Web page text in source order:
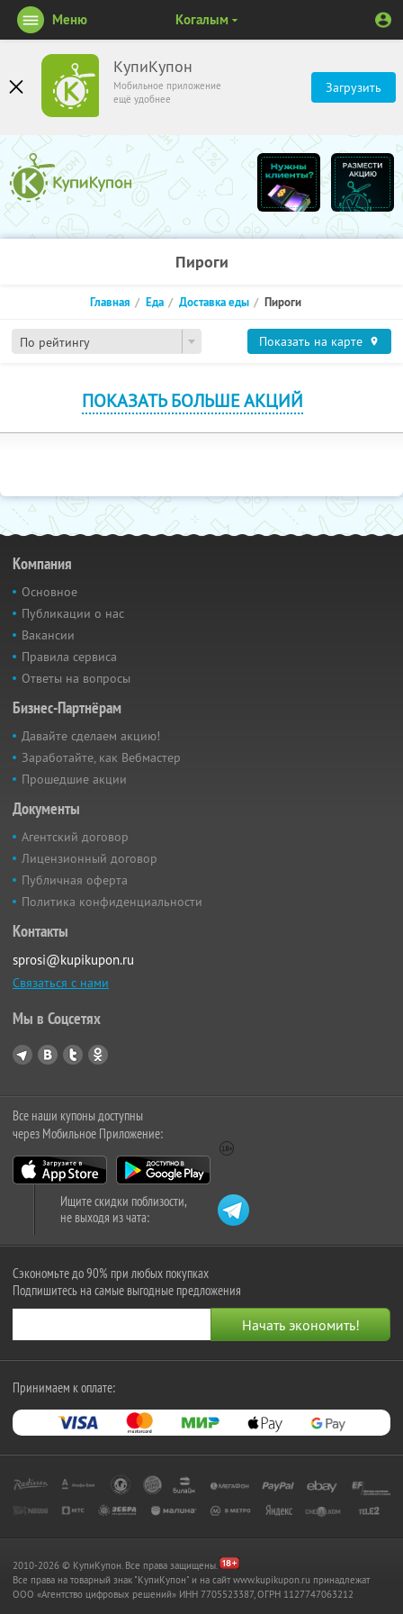
КупиКупон
Мобильное приложение
ещё удобнее
Загрузить
Меню Когалым
Пироги
По рейтингу
Главная Еда Доставка еды Пироги
Показать на карте
ПОКАЗАТЬ БОЛЬШЕ АКЦИЙ
Компания
Основное
Публикации о нас
Вакансии
Правила сервиса
Ответы на вопросы
Бизнес-Партнёрам
Давайте сделаем акцию!
Заработайте, как Вебмастер
Прошедшие акции
Документы
Агентский договор
Лицензионный договор
Публичная оферта
Политика конфиденциальности
Контакты
sprosi@kupikupon.ru
Связаться с нами
Мы в Соцсетях
Все наши купоны доступны
через Мобильное Приложение:
Ищите скидки поблизости,
не выходя из чата:
Сэкономьте до 90% при любых покупках
Подпишитесь на самые выгодные предложения
Принимаем к оплате:
2010-2026 © КупиКупон. Все права защищены.
Все права на товарный знак "КупиКупон" и на сайт www.kupikupon.ru принадлежат
OOO «Агентство цифровых решений» ИНН 7705523387, ОГРН 1127747063212